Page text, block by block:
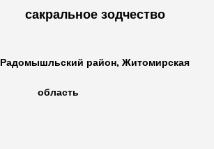
сакральное зодчество
Радомышльский район, Житомирская
область